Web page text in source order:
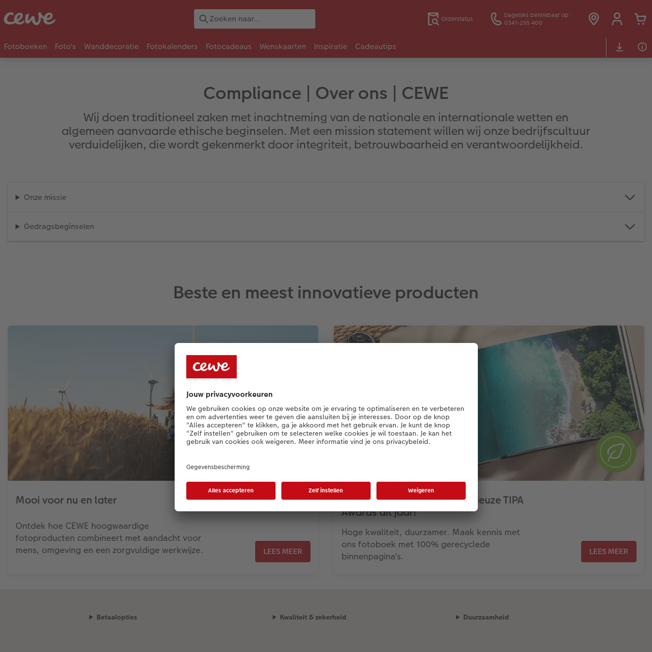
Orderstatus
Dagelijks bereikbaar op:
0341-255 400
Fotoboeken Foto's Wanddecoratie Fotokalenders Fotocadeaus Wenskaarten Inspiratie Cadeautips
Compliance | Over ons | CEWE
Wij doen traditioneel zaken met inachtneming van de nationale en internationale wetten en
algemeen aanvaarde ethische beginselen. Met een mission statement willen wij onze bedrijfscultuur
verduidelijken, die wordt gekenmerkt door integriteit, betrouwbaarheid en verantwoordelijkheid.
Onze missie
Gedragsbeginselen
Beste en meest innovatieve producten
Mooi voor nu en later
Ontdek hoe CEWE hoogwaardige
fotoproducten combineert met aandacht voor
mens, omgeving en een zorgvuldige werkwijze.
LEES MEER
CEWE wint meerdere prestigieuze TIPA
Awards dit jaar!
Hoge kwaliteit, duurzamer. Maak kennis met
ons fotoboek met 100% gerecyclede
binnenpagina's.
LEES MEER
Betaalopties Kwaliteit & zekerheid Duurzaamheid